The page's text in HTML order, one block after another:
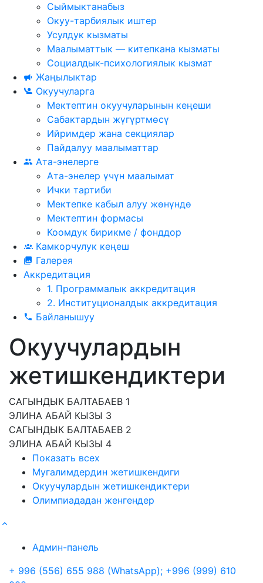
Сыймыктанабыз
Окуу-тарбиялык иштер
Усулдук кызматы
Маалыматтык — китепкана кызматы
Социалдык-психологиялык кызмат
Жаңылыктар
Окуучуларга
Мектептин окуучуларынын кеңеши
Сабактардын жүгүртмѳсү
Ийримдер жана секциялар
Пайдалуу маалыматтар
Ата-энелерге
Ата-энелер үчүн маалымат
Ички тартиби
Мектепке кабыл алуу жөнүндө
Мектептин формасы
Коомдук бирикме / фонддор
Камкорчулук кеңеш
Галерея
Аккредитация
1. Программалык аккредитация
2. Институционалдык аккредитация
Байланышуу
Окуучулардын
жетишкендиктери
САГЫНДЫК БАЛТАБАЕВ 1
ЭЛИНА АБАЙ КЫЗЫ 3
САГЫНДЫК БАЛТАБАЕВ 2
ЭЛИНА АБАЙ КЫЗЫ 4
Показать всех
Мугалимдердин жетишкендиги
Окуучулардын жетишкендиктери
Олимпиададан женгендер
Админ-панель
+ 996 (556) 655 988 (WhatsApp); +996 (999) 610